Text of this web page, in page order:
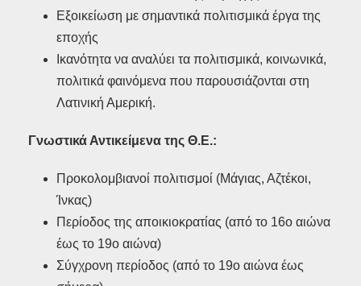
Εξοικείωση με σημαντικά πολιτισμικά έργα της
εποχής
Ικανότητα να αναλύει τα πολιτισμικά, κοινωνικά,
πολιτικά φαινόμενα που παρουσιάζονται στη
Λατινική Αμερική.
Γνωστικά Αντικείμενα της Θ.Ε.:
Προκολομβιανοί πολιτισμοί (Μάγιας, Αζτέκοι,
Ίνκας)
Περίοδος της αποικιοκρατίας (από το 16ο αιώνα
έως το 19ο αιώνα)
Σύγχρονη περίοδος (από το 19ο αιώνα έως